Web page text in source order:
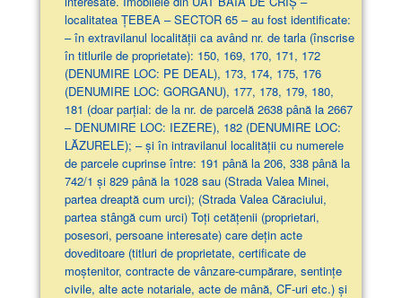
localitatea ȚEBEA – SECTOR 65 – au fost identificate:
– în extravilanul localităţii ca având nr. de tarla (înscrise
în titlurile de proprietate): 150, 169, 170, 171, 172
(DENUMIRE LOC: PE DEAL), 173, 174, 175, 176
(DENUMIRE LOC: GORGANU), 177, 178, 179, 180,
181 (doar parţial: de la nr. de parcelă 2638 până la 2667
– DENUMIRE LOC: IEZERE), 182 (DENUMIRE LOC:
LĂZURELE); – și în intravilanul localității cu numerele
de parcele cuprinse între: 191 până la 206, 338 până la
742/1 și 829 până la 1028 sau (Strada Valea Minei,
partea dreaptă cum urci); (Strada Valea Căraciului,
partea stângă cum urci) Toți cetățenii (proprietari,
posesori, persoane interesate) care dețin acte
doveditoare (titluri de proprietate, certificate de
moștenitor, contracte de vânzare-cumpărare, sentințe
civile, alte acte notariale, acte de mână, CF-uri etc.) și